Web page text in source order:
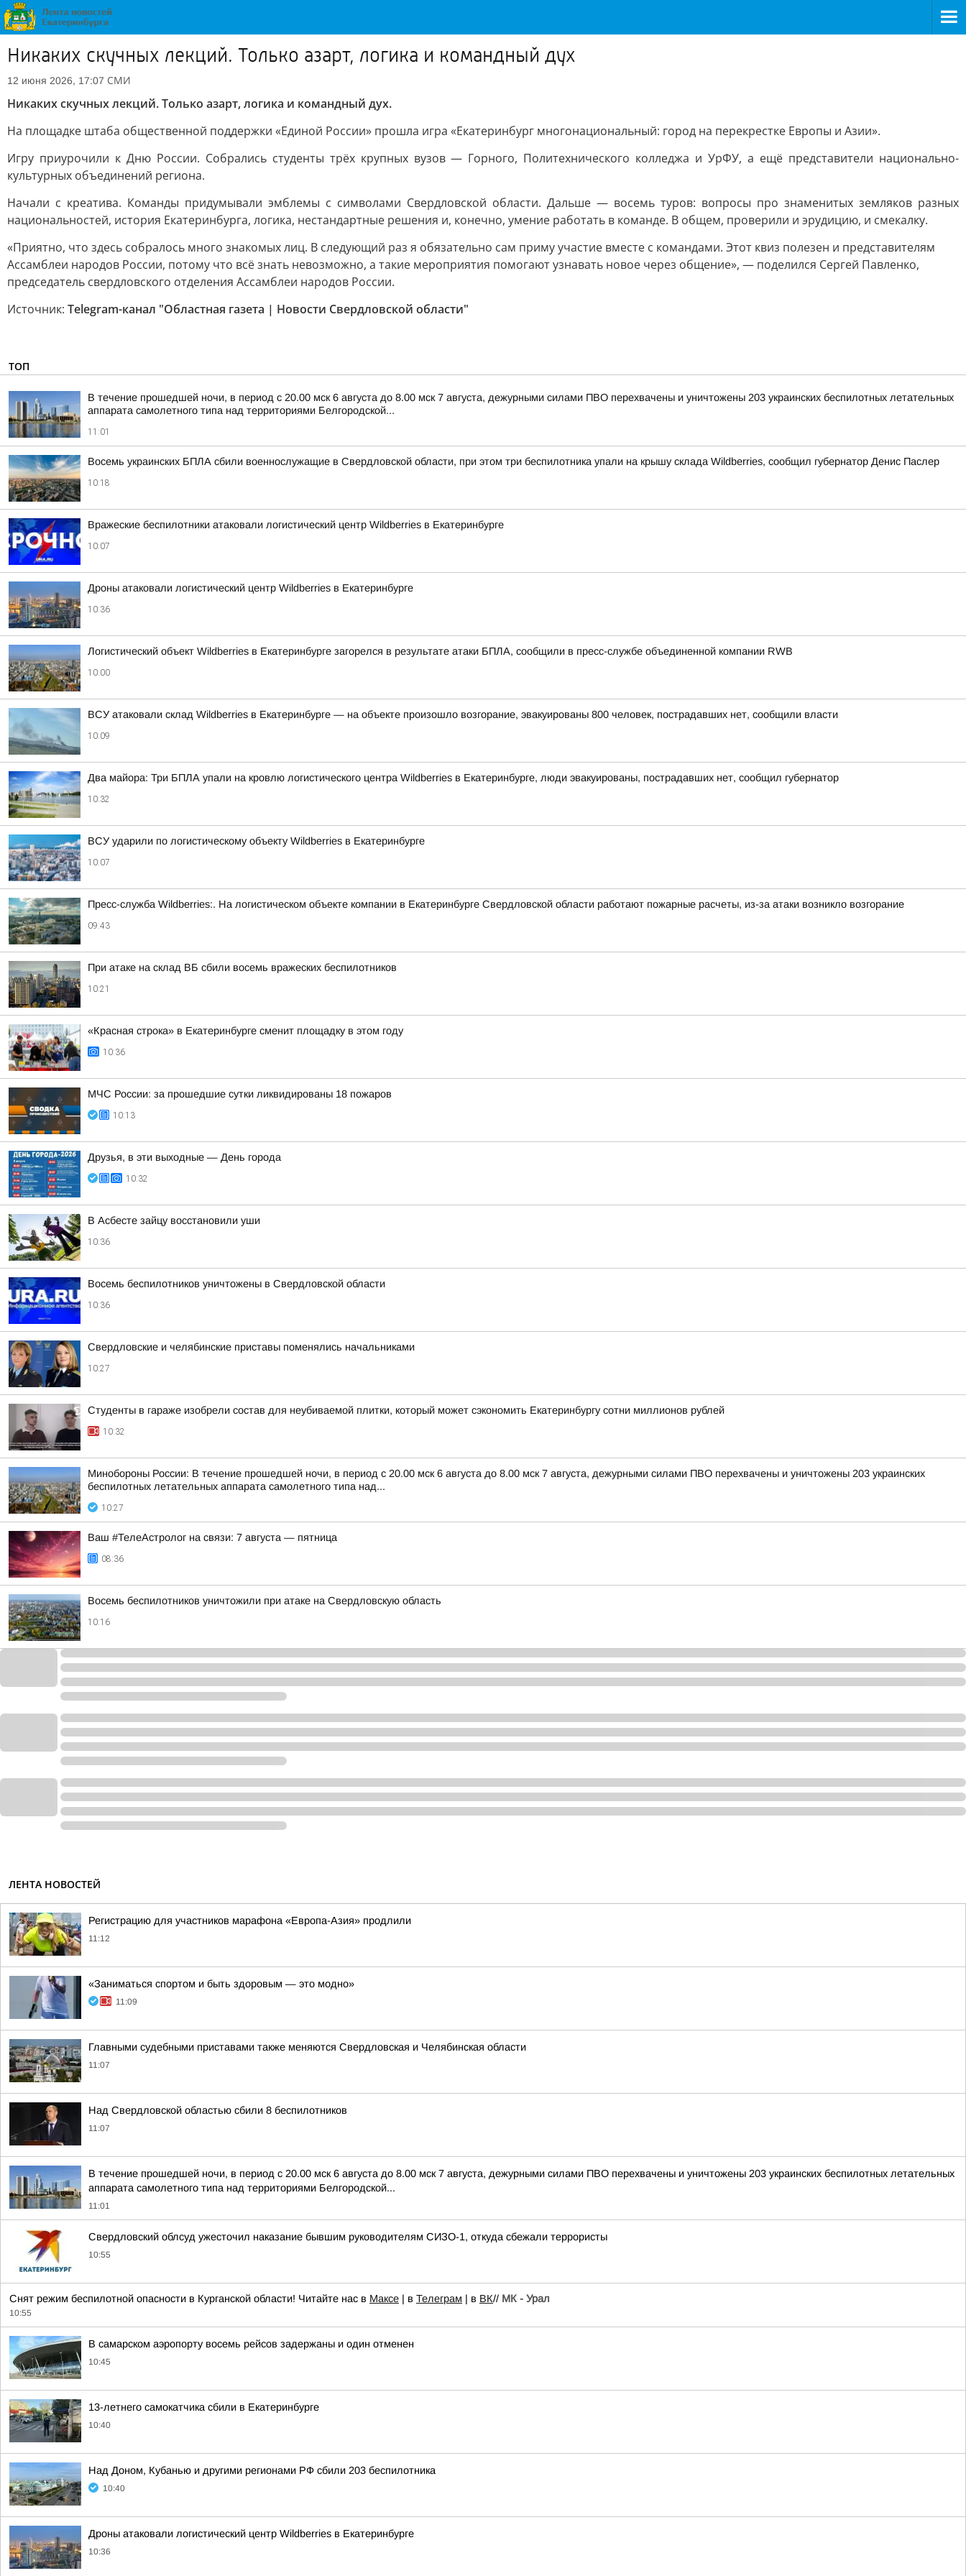
Никаких скучных лекций. Только азарт, логика и командный дух
12 июня 2026, 17:07 СМИ
Никаких скучных лекций. Только азарт, логика и командный дух.
На площадке штаба общественной поддержки «Единой России» прошла игра «Екатеринбург многонациональный: город на перекрестке Европы и Азии».
Игру приурочили к Дню России. Собрались студенты трёх крупных вузов — Горного, Политехнического колледжа и УрФУ, а ещё представители национально-
культурных объединений региона.
Начали с креатива. Команды придумывали эмблемы с символами Свердловской области. Дальше — восемь туров: вопросы про знаменитых земляков разных
национальностей, история Екатеринбурга, логика, нестандартные решения и, конечно, умение работать в команде. В общем, проверили и эрудицию, и смекалку.
«Приятно, что здесь собралось много знакомых лиц. В следующий раз я обязательно сам приму участие вместе с командами. Этот квиз полезен и представителям
Ассамблеи народов России, потому что всё знать невозможно, а такие мероприятия помогают узнавать новое через общение», — поделился Сергей Павленко,
председатель свердловского отделения Ассамблеи народов России.
Источник: Telegram-канал "Областная газета | Новости Свердловской области"
ТОП
В течение прошедшей ночи, в период с 20.00 мск 6 августа до 8.00 мск 7 августа, дежурными силами ПВО перехвачены и уничтожены 203 украинских беспилотных летательных
аппарата самолетного типа над территориями Белгородской...
11:01
Восемь украинских БПЛА сбили военнослужащие в Свердловской области, при этом три беспилотника упали на крышу склада Wildberries, сообщил губернатор Денис Паслер
10:18
Вражеские беспилотники атаковали логистический центр Wildberries в Екатеринбурге
10:07
Дроны атаковали логистический центр Wildberries в Екатеринбурге
10:36
Логистический объект Wildberries в Екатеринбурге загорелся в результате атаки БПЛА, сообщили в пресс-службе объединенной компании RWB
10:00
ВСУ атаковали склад Wildberries в Екатеринбурге — на объекте произошло возгорание, эвакуированы 800 человек, пострадавших нет, сообщили власти
10:09
Два майора: Три БПЛА упали на кровлю логистического центра Wildberries в Екатеринбурге, люди эвакуированы, пострадавших нет, сообщил губернатор
10:32
ВСУ ударили по логистическому объекту Wildberries в Екатеринбурге
10:07
Пресс-служба Wildberries:. На логистическом объекте компании в Екатеринбурге Свердловской области работают пожарные расчеты, из-за атаки возникло возгорание
09:43
При атаке на склад ВБ сбили восемь вражеских беспилотников
10:21
«Красная строка» в Екатеринбурге сменит площадку в этом году
10:36
МЧС России: за прошедшие сутки ликвидированы 18 пожаров
10:13
Друзья, в эти выходные — День города
10:32
В Асбесте зайцу восстановили уши
10:36
Восемь беспилотников уничтожены в Свердловской области
10:36
Свердловские и челябинские приставы поменялись начальниками
10:27
Студенты в гараже изобрели состав для неубиваемой плитки, который может сэкономить Екатеринбургу сотни миллионов рублей
10:32
Минобороны России: В течение прошедшей ночи, в период с 20.00 мск 6 августа до 8.00 мск 7 августа, дежурными силами ПВО перехвачены и уничтожены 203 украинских
беспилотных летательных аппарата самолетного типа над...
10:27
Ваш #ТелеАстролог на связи: 7 августа — пятница
08:36
Восемь беспилотников уничтожили при атаке на Свердловскую область
10:16
ЛЕНТА НОВОСТЕЙ
Регистрацию для участников марафона «Европа-Азия» продлили
11:12
«Заниматься спортом и быть здоровым — это модно»
11:09
Главными судебными приставами также меняются Свердловская и Челябинская области
11:07
Над Свердловской областью сбили 8 беспилотников
11:07
В течение прошедшей ночи, в период с 20.00 мск 6 августа до 8.00 мск 7 августа, дежурными силами ПВО перехвачены и уничтожены 203 украинских беспилотных летательных
аппарата самолетного типа над территориями Белгородской...
11:01
Свердловский облсуд ужесточил наказание бывшим руководителям СИЗО-1, откуда сбежали террористы
10:55
Снят режим беспилотной опасности в Курганской области! Читайте нас в Максе | в Телеграм | в ВК// МК - Урал
10:55
В самарском аэропорту восемь рейсов задержаны и один отменен
10:45
13-летнего самокатчика сбили в Екатеринбурге
10:40
Над Доном, Кубанью и другими регионами РФ сбили 203 беспилотника
10:40
Дроны атаковали логистический центр Wildberries в Екатеринбурге
10:36